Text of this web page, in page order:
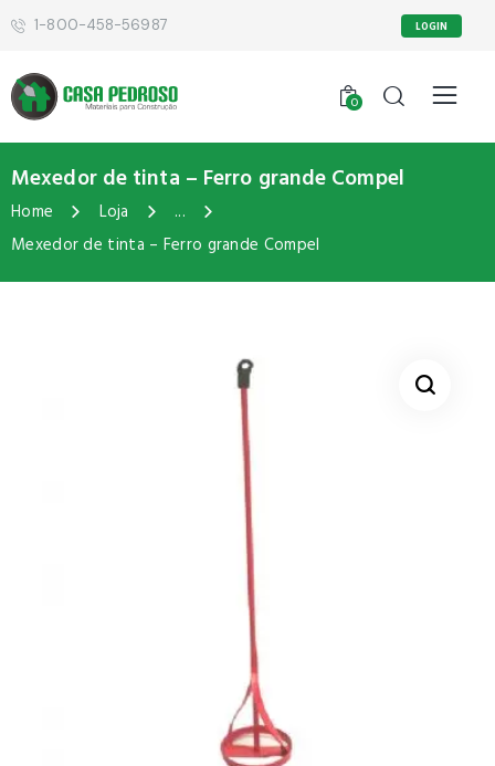
1-800-458-56987 LOGIN
0
Mexedor de tinta – Ferro grande Compel
Home Loja
...
Mexedor de tinta – Ferro grande Compel